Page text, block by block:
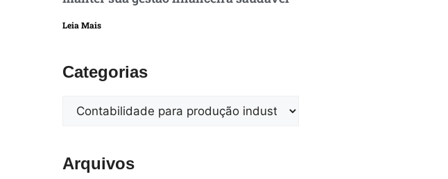
Leia Mais
Categorias
Arquivos